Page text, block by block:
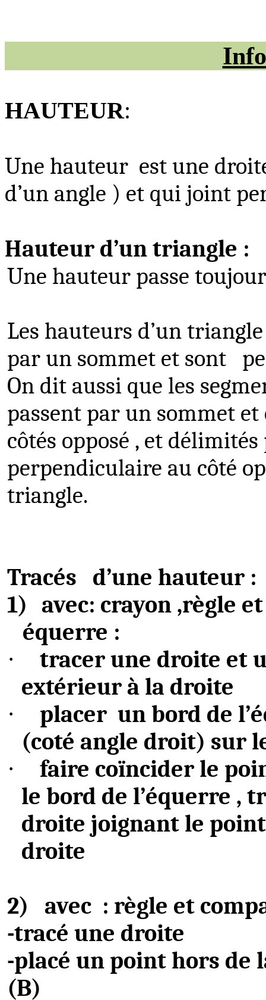
HAUTEUR:
Une hauteur est une
d’un angle ) et qui joint
Hauteur d’un triangle :
Une hauteur passe
Les hauteurs d’un
par un sommet et sont
On dit aussi que les
passent par un sommet
côtés opposé , et
perpendiculaire au côté
triangle.
Tracés
d’une hauteur :
1)
avec: crayon ,règle et
équerre :
·
tracer une droite et
extérieur à la droite
· placer un bord de
(coté angle droit) sur
·
faire coïncider le
le bord de l’équerre ,
droite joignant le
droite
2)
avec : règle et
-tracé une droite
-placé un point hors de
(B)